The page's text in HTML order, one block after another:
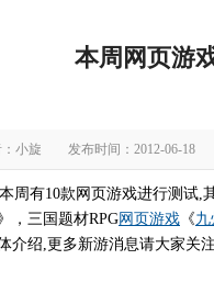
本周网页游
：小旋 发布时间：2012-06-18
周有10款 网页游戏进行测试,
，三国题材RPG网页游戏 《
介绍,更多新游消息请大家关